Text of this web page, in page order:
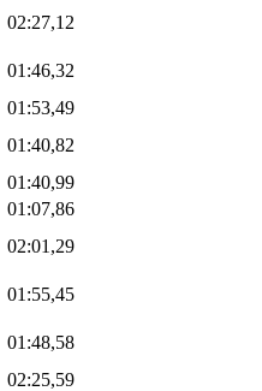
02:27,12
01:46,32
01:53,49
01:40,82
01:40,99
01:07,86
02:01,29
01:55,45
01:48,58
02:25,59